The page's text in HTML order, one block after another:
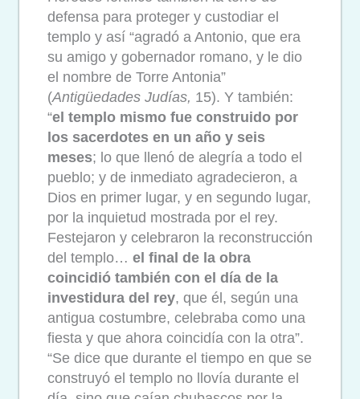
defensa para proteger y custodiar el
templo y así “agradó a Antonio, que era
su amigo y gobernador romano, y le dio
el nombre de Torre Antonia”
(Antigüedades Judías, 15). Y también:
“el templo mismo fue construido por
los sacerdotes en un año y seis
meses; lo que llenó de alegría a todo el
pueblo; y de inmediato agradecieron, a
Dios en primer lugar, y en segundo lugar,
por la inquietud mostrada por el rey.
Festejaron y celebraron la reconstrucción
del templo… el final de la obra
coincidió también con el día de la
investidura del rey, que él, según una
antigua costumbre, celebraba como una
fiesta y que ahora coincidía con la otra”.
“Se dice que durante el tiempo en que se
construyó el templo no llovía durante el